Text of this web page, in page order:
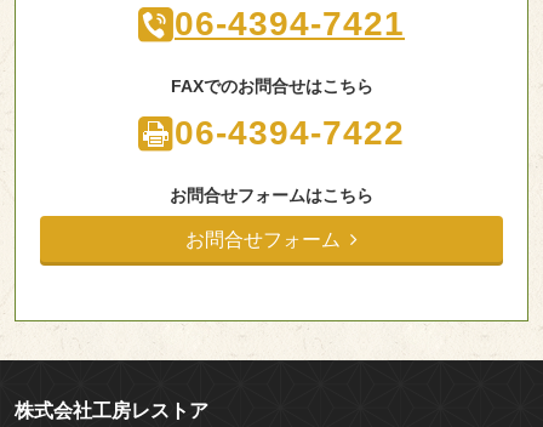
06-4394-7421
FAXでのお問合せはこちら
06-4394-7422
お問合せフォームはこちら
お問合せフォーム
株式会社工房レストア